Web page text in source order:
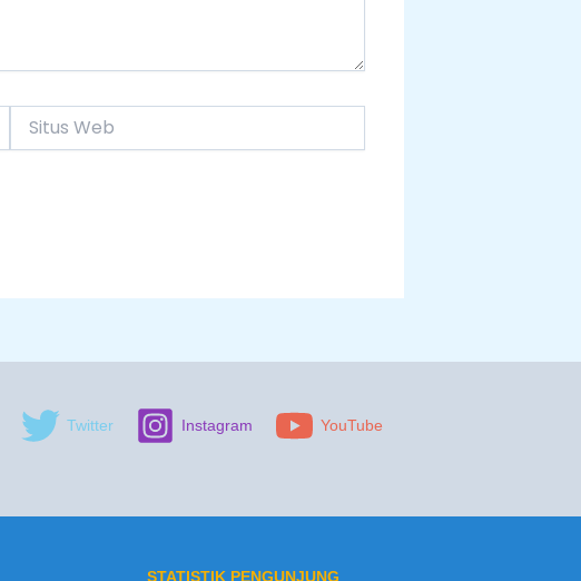
Web
Twitter Instagram YouTube
STATISTIK PENGUNJUNG